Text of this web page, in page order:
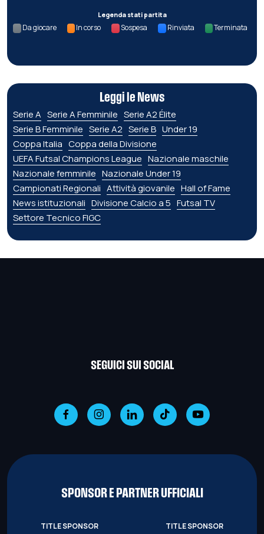
Legenda stati partita
Da giocare In corso Sospesa Rinviata Terminata
Leggi le News
Serie A Serie A Femminile Serie A2 Élite
Serie B Femminile Serie A2 Serie B Under 19
Coppa Italia Coppa della Divisione
UEFA Futsal Champions League Nazionale maschile
Nazionale femminile Nazionale Under 19
Campionati Regionali Attività giovanile Hall of Fame
News istituzionali Divisione Calcio a 5 Futsal TV
Settore Tecnico FIGC
SEGUICI SUI SOCIAL
SPONSOR E PARTNER UFFICIALI
TITLE SPONSOR TITLE SPONSOR